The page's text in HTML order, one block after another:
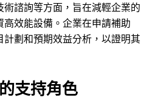
諮詢等方面，旨在減輕企業的
效能設備。企業在申請補助
計劃和預期效益分析，以證明其
支持角色